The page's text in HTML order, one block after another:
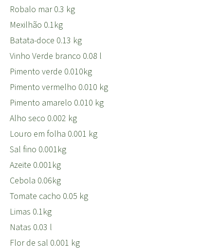
Robalo mar 0.3 kg
Mexilhão 0.1kg
Batata-doce 0.13 kg
Vinho Verde branco 0.08 l
Pimento verde 0.010kg
Pimento vermelho 0.010 kg
Pimento amarelo 0.010 kg
Alho seco 0.002 kg
Louro em folha 0.001 kg
Sal fino 0.001kg
Azeite 0.001kg
Cebola 0.06kg
Tomate cacho 0.05 kg
Limas 0.1kg
Natas 0.03 l
Flor de sal 0.001 kg